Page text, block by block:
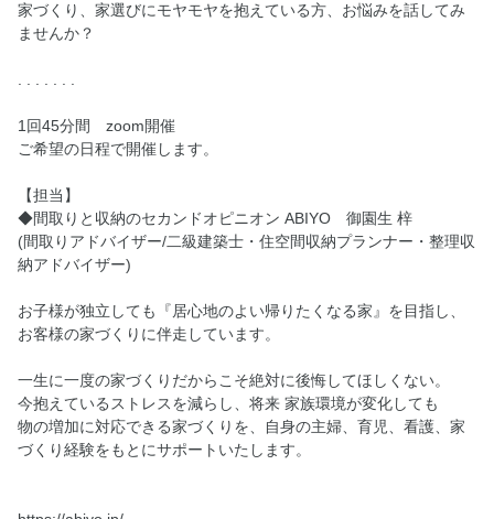
家づくり、家選びにモヤモヤを抱えている方、お悩みを話してみ
ませんか？
1回45分間 zoom開催
ご希望の日程で開催します。
【担当】
◆間取りと収納のセカンドオピニオン ABIYO 御園生 梓
(間取りアドバイザー/二級建築士・住空間収納プランナー・整理収
納アドバイザー)
お子様が独立しても『居心地のよい帰りたくなる家』を目指し、
お客様の家づくりに伴走しています。
一生に一度の家づくりだからこそ絶対に後悔してほしくない。
今抱えているストレスを減らし、将来 家族環境が変化しても
物の増加に対応できる家づくりを、自身の主婦、育児、看護、家
づくり経験をもとにサポートいたします。